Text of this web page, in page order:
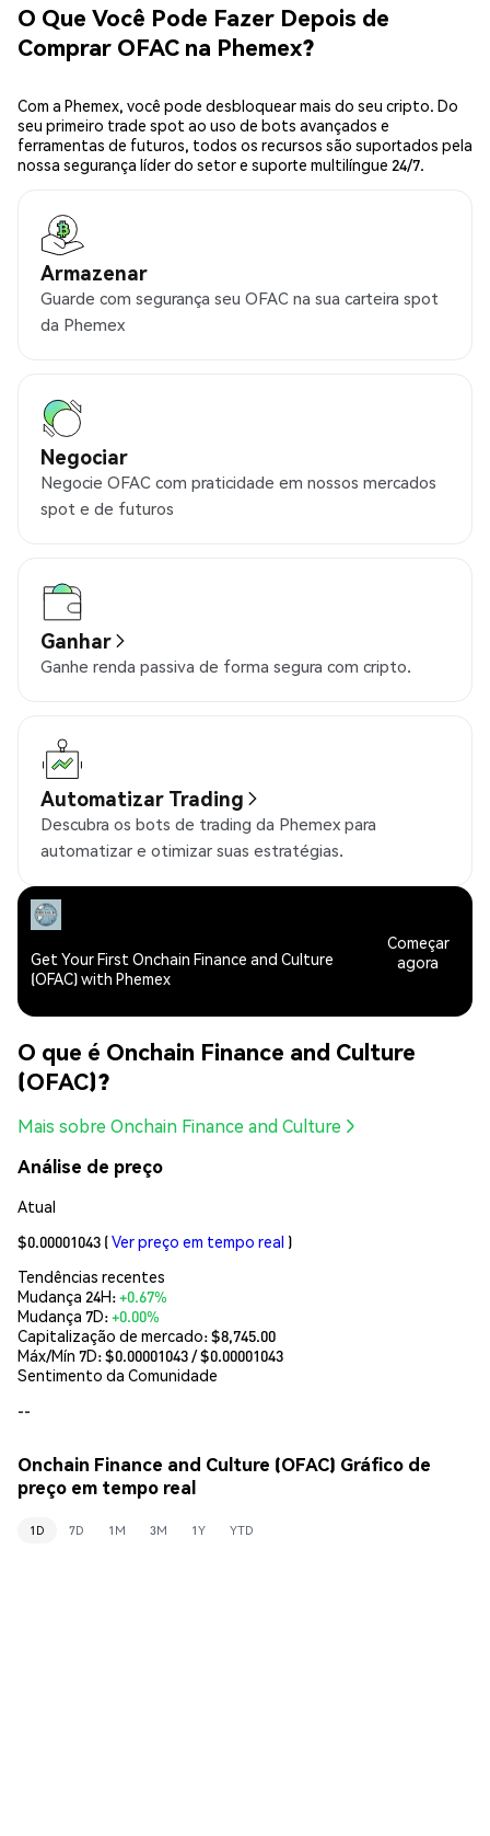
O Que Você Pode Fazer Depois de
Comprar OFAC na Phemex?
Com a Phemex, você pode desbloquear mais do seu cripto. Do
seu primeiro trade spot ao uso de bots avançados e
ferramentas de futuros, todos os recursos são suportados pela
nossa segurança líder do setor e suporte multilíngue 24/7.
Armazenar
Guarde com segurança seu OFAC na sua carteira spot
da Phemex
Negociar
Negocie OFAC com praticidade em nossos mercados
spot e de futuros
Ganhar
Ganhe renda passiva de forma segura com cripto.
Automatizar Trading
Descubra os bots de trading da Phemex para
automatizar e otimizar suas estratégias.
Get Your First Onchain Finance and Culture
(OFAC) with Phemex
Começar
agora
O que é Onchain Finance and Culture
(OFAC)?
Mais sobre Onchain Finance and Culture
Análise de preço
Atual
$0.00001043 (Ver preço em tempo real )
Tendências recentes
Mudança 24H:+0.67%
Mudança 7D:+0.00%
Capitalização de mercado:$8,745.00
Máx/Mín 7D: $0.00001043/ $0.00001043
Sentimento da Comunidade
--
Onchain Finance and Culture (OFAC) Gráfico de
preço em tempo real
1D 7D 1M 3M 1Y YTD